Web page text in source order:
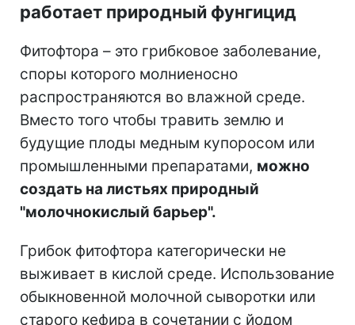
работает природный фунгицид
Фитофтора – это грибковое заболевание,
споры которого молниеносно
распространяются во влажной среде.
Вместо того чтобы травить землю и
будущие плоды медным купоросом или
промышленными препаратами, можно
создать на листьях природный
"молочнокислый барьер".
Грибок фитофтора категорически не
выживает в кислой среде. Использование
обыкновенной молочной сыворотки или
старого кефира в сочетании с йодом